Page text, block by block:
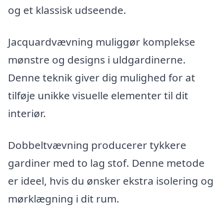
og et klassisk udseende.
Jacquardvævning muliggør komplekse
mønstre og designs i uldgardinerne.
Denne teknik giver dig mulighed for at
tilføje unikke visuelle elementer til dit
interiør.
Dobbeltvævning producerer tykkere
gardiner med to lag stof. Denne metode
er ideel, hvis du ønsker ekstra isolering og
mørklægning i dit rum.